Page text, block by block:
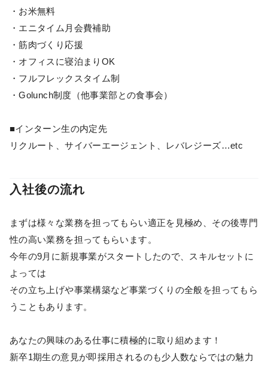
・お米無料
・エニタイム月会費補助
・筋肉づくり応援
・オフィスに寝泊まりOK
・フルフレックスタイム制
・Golunch制度（他事業部との食事会）
■インターン生の内定先
リクルート、サイバーエージェント、レバレジーズ…etc
入社後の流れ
まずは様々な業務を担ってもらい適正を見極め、その後専門
性の高い業務を担ってもらいます。
今年の9月に新規事業がスタートしたので、スキルセットに
よっては
その立ち上げや事業構築など事業づくりの全般を担ってもら
うこともあります。
あなたの興味のある仕事に積極的に取り組めます！
新卒1期生の意見が即採用されるのも少人数ならではの魅力